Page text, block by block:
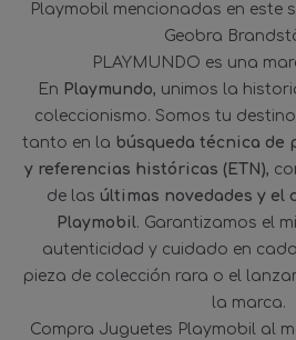
Playmobil mencionadas en este
Geobra
PLAYMUNDO es una
En Playmundo, unimos la
coleccionismo. Somos tu
tanto en la búsqueda técnica de
y referencias históricas (ETN),
de las últimas novedades y el
Playmobil. Garantizamos el
autenticidad y cuidado en
pieza de colección rara o el
la marca.
Compra Juguetes Playmobil al